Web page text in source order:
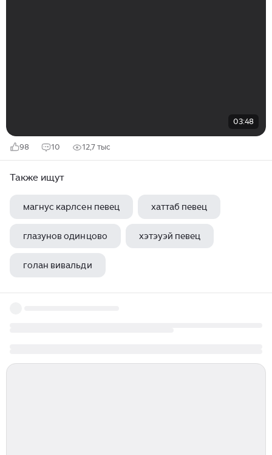
03:48
98 10 12,7 тыс
Также ищут
магнус карлсен певец хаттаб певец
глазунов одинцово хэтэуэй певец
голан вивальди